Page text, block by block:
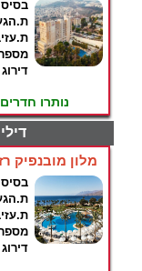
נותרו
מלון מובנפיק רזורט